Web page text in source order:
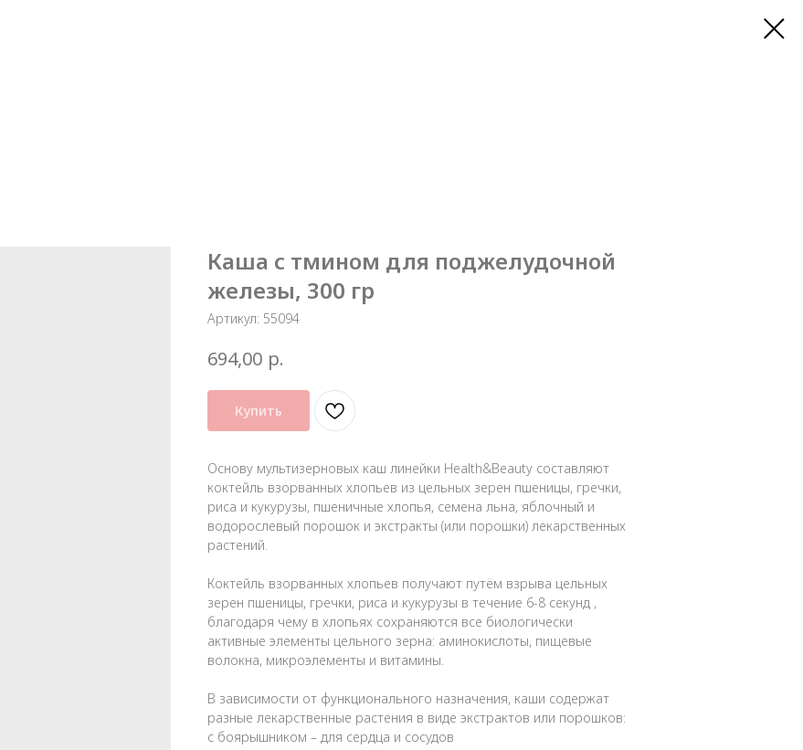
Каша с тмином для поджелудочной
железы, 300 гр
Артикул: 55094
694,00 р.
Купить
Основу мультизерновых каш линейки Health&Beauty составляют
коктейль взорванных хлопьев из цельных зерен пшеницы, гречки,
риса и кукурузы, пшеничные хлопья, семена льна, яблочный и
водорослевый порошок и экстракты (или порошки) лекарственных
растений.
Коктейль взорванных хлопьев получают путём взрыва цельных
зерен пшеницы, гречки, риса и кукурузы в течение 6-8 секунд ,
благодаря чему в хлопьях сохраняются все биологически
активные элементы цельного зерна: аминокислоты, пищевые
волокна, микроэлементы и витамины.
В зависимости от функционального назначения, каши содержат
разные лекарственные растения в виде экстрактов или порошков:
с боярышником – для сердца и сосудов